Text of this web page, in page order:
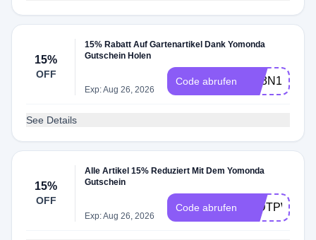
15%
OFF
15% Rabatt Auf Gartenartikel Dank Yomonda
Gutschein Holen
Exp: Aug 26, 2026
Code abrufen RT3N15YOM
See Details
15%
OFF
Alle Artikel 15% Reduziert Mit Dem Yomonda
Gutschein
Exp: Aug 26, 2026
Code abrufen